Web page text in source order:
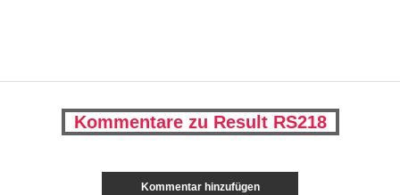
Kommentare zu Result RS218
Kommentar hinzufügen